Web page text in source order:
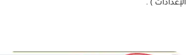
الإعدادات ) .